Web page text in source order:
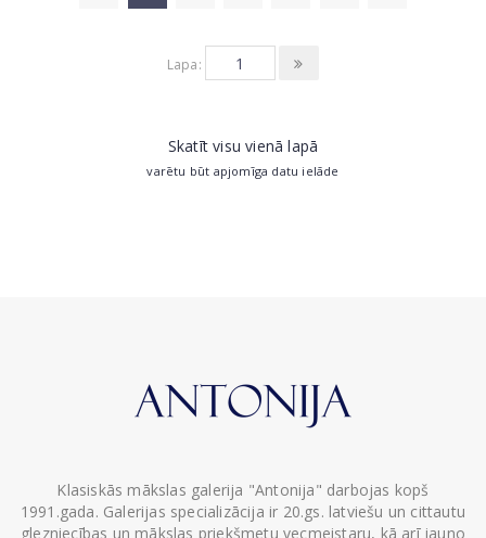
Lapa:
Skatīt visu vienā lapā
varētu būt apjomīga datu ielāde
Klasiskās mākslas galerija "Antonija" darbojas kopš
1991.gada. Galerijas specializācija ir 20.gs. latviešu un cittautu
glezniecības un mākslas priekšmetu vecmeistaru, kā arī jauno